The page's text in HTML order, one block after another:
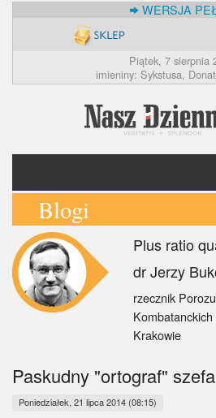
WERSJA
Piątek, 7 sierpnia
imieniny: Sykstusa,
Krótko
Polska
Świat
Myśl
Wiara
Blogi
Plus ratio
dr Jerzy
rzecznik
Kombatanckich
Krakowie
Paskudny "ortograf"
Poniedziałek, 21 lipca 2014 (08:15)